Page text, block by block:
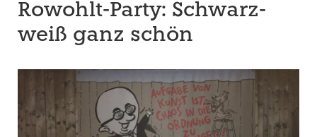
Rowohlt-Party: Schwarz-
weiß ganz schön